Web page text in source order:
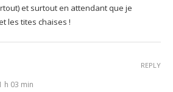
et surtout en attendant que je
les tites chaises !
h 03 min
REPLY